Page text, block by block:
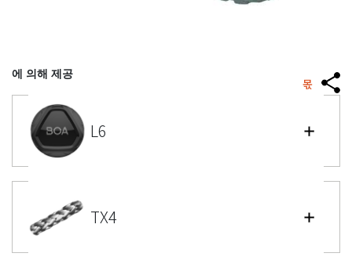
몫
에 의해 제공
L6
TX4